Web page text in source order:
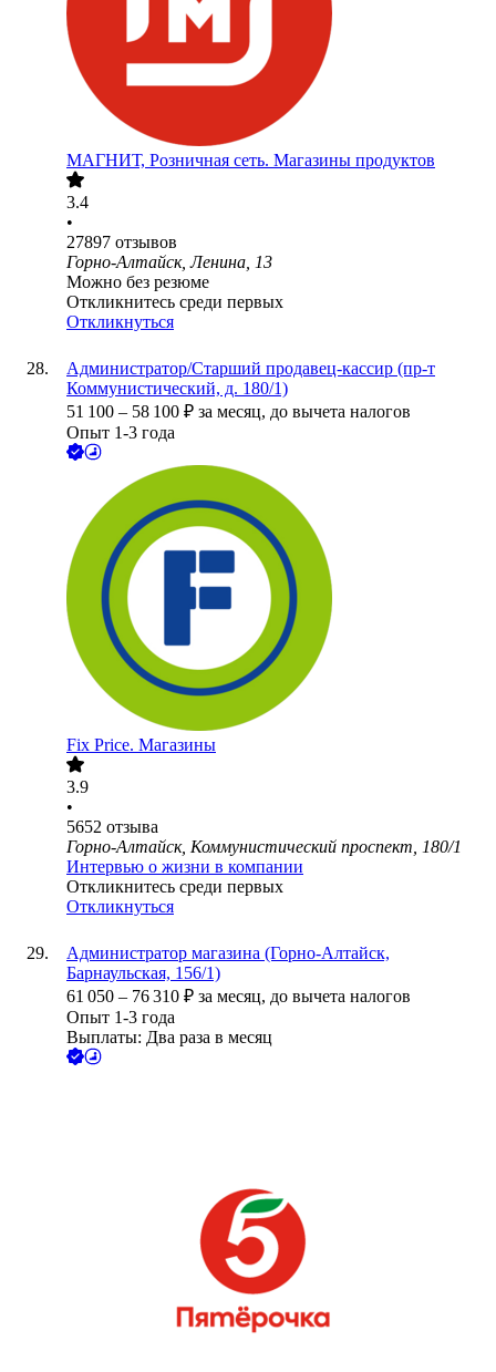
МАГНИТ, Розничная сеть. Магазины продуктов
3.4
•
27897 отзывов
Горно-Алтайск, Ленина, 13
Можно без резюме
Откликнитесь среди первых
Откликнуться
Администратор/Старший продавец-кассир (пр-т
Коммунистический, д. 180/1)
51 100 – 58 100 ₽ за месяц, до вычета налогов
Опыт 1-3 года
Fix Price. Магазины
3.9
•
5652 отзыва
Горно-Алтайск, Коммунистический проспект, 180/1
Интервью о жизни в компании
Откликнитесь среди первых
Откликнуться
Администратор магазина (Горно-Алтайск,
Барнаульская, 156/1)
61 050 – 76 310 ₽ за месяц, до вычета налогов
Опыт 1-3 года
Выплаты: Два раза в месяц